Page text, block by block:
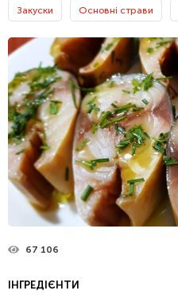
Закуски Основні страви
67 106
ІНГРЕДІЄНТИ